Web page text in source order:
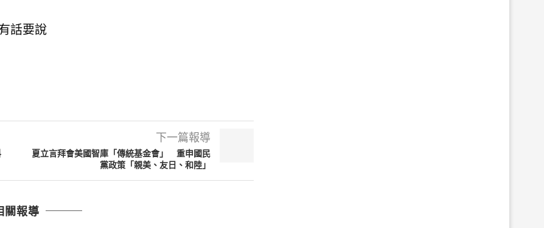
話要說
下一篇報導
夏立言拜會美國智庫「傳統基金會」 重申國民
黨政策「親美、友日、和陸」
關報導